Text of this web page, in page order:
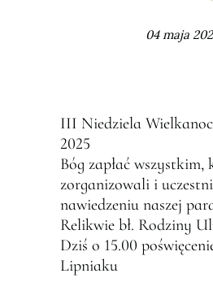
04 maja
III Niedziela
2025
Bóg zapłać wszystkim,
zorganizowali i
nawiedzeniu naszej
Relikwie bł. Rodziny
Dziś o 15.00
Lipniaku